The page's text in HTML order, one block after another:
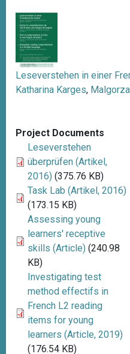
Leseverstehen in einer
Katharina Karges,
Project Documents
Leseverstehen
überprüfen (Artikel,
2016) (375.76 KB)
Task Lab (Artikel, 2016)
(173.15 KB)
Assessing young
learners' receptive
skills (Article) (240.98
KB)
Investigating test
method effectifs in
French L2 reading
items for young
learners (Article, 2019)
(176.54 KB)